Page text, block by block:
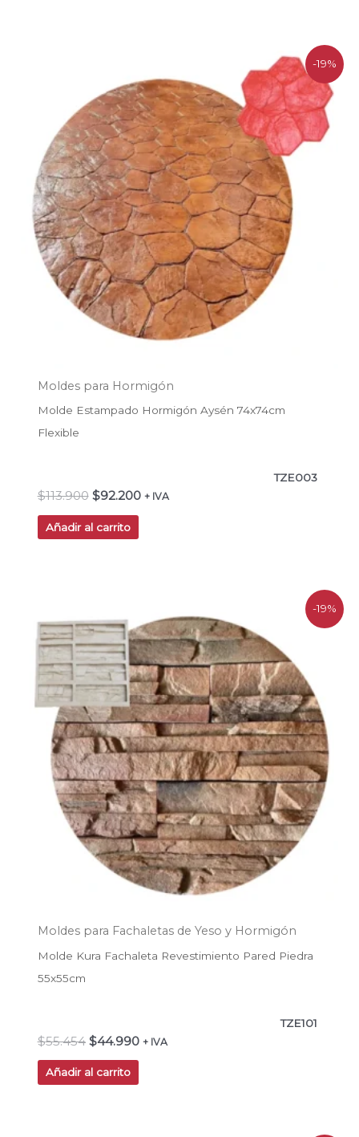
-19%
Moldes para Hormigón
Molde Estampado Hormigón Aysén 74x74cm
Flexible
TZE003
$113.900
original
era:
$113.900.
$92.200
actual
es:
$92.200.
+ IVA
Añadir al carrito
-19%
Moldes para Fachaletas de Yeso y Hormigón
Molde Kura Fachaleta Revestimiento Pared Piedra
55x55cm
TZE101
$55.454
precio
original
era:
$55.454.
$44.990
precio
actual
es:
$44.990.
+ IVA
Añadir al carrito